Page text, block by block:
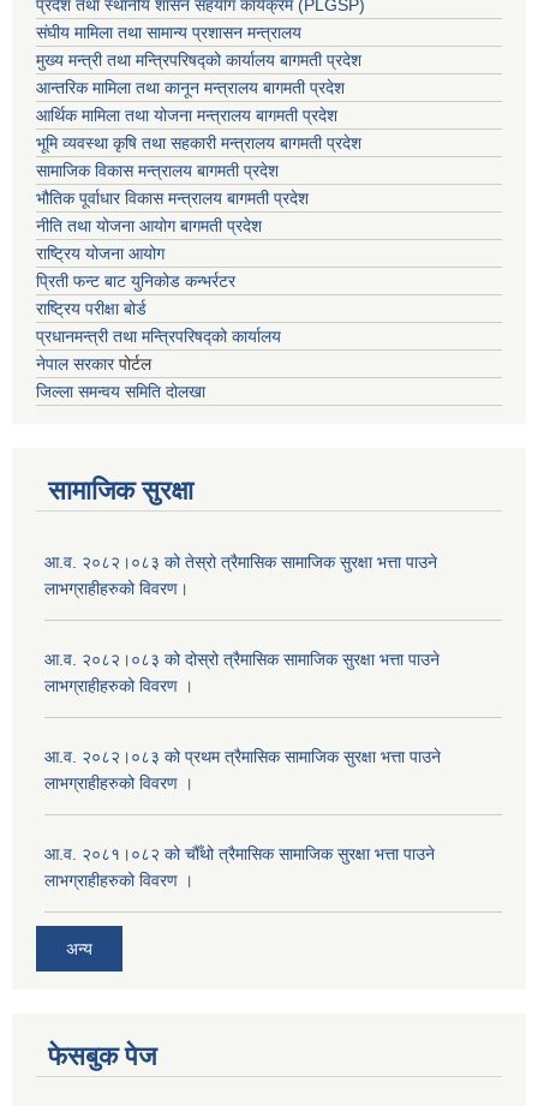
प्रदेश तथा स्थानीय शासन सहयाेग कार्यक्रम (PLGSP)
संघीय मामिला तथा सामान्य प्रशासन मन्त्रालय
मुख्य मन्त्री तथा मन्त्रिपरिषद्को कार्यालय बागमती प्रदेश
आन्तरिक मामिला तथा कानून मन्त्रालय बागमती प्रदेश
आर्थिक मामिला तथा योजना मन्त्रालय बागमती प्रदेश
भूमि व्यवस्था कृषि तथा सहकारी मन्त्रालय बागमती प्रदेश
सामाजिक विकास मन्त्रालय बागमती प्रदेश
भौतिक पूर्वाधार विकास मन्त्रालय बागमती प्रदेश
नीति तथा योजना आयोग बागमती प्रदेश
राष्ट्रिय योजना आयोग
प्रिती फन्ट बाट युनिकोड कन्भर्रटर
राष्ट्रिय परीक्षा बोर्ड
प्रधानमन्त्री तथा मन्त्रिपरिषद्को कार्यालय
नेपाल सरकारपोर्टल
जिल्ला समन्वय समिति दोलखा
सामाजिक सुरक्षा
आ.व. २०८२।०८३ को तेस्रो त्रैमासिक सामाजिक सुरक्षा भत्ता पाउने
लाभग्राहीहरुको विवरण।
आ.व. २०८२।०८३ को दोस्रो त्रैमासिक सामाजिक सुरक्षा भत्ता पाउने
लाभग्राहीहरुको विवरण ।
आ.व. २०८२।०८३ को प्रथम त्रैमासिक सामाजिक सुरक्षा भत्ता पाउने
लाभग्राहीहरुको विवरण ।
आ.व. २०८१।०८२ को चौँथो त्रैमासिक सामाजिक सुरक्षा भत्ता पाउने
लाभग्राहीहरुको विवरण ।
अन्य
फेसबुक पेज